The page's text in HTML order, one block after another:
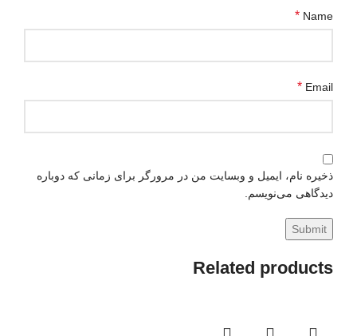
Name
*
Email
*
ذخیره نام، ایمیل و وبسایت من در مرورگر برای زمانی که دوباره
دیدگاهی می‌نویسم.
Related products